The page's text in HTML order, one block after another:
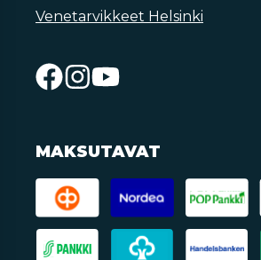
Venetarvikkeet Helsinki
MAKSUTAVAT